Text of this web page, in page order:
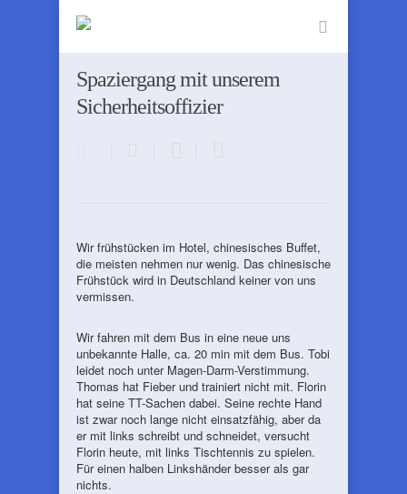
Spaziergang mit unserem
Sicherheitsoffizier
Wir frühstücken im Hotel, chinesisches Buffet,
die meisten nehmen nur wenig. Das chinesische
Frühstück wird in Deutschland keiner von uns
vermissen.
Wir fahren mit dem Bus in eine neue uns
unbekannte Halle, ca. 20 min mit dem Bus. Tobi
leidet noch unter Magen-Darm-Verstimmung.
Thomas hat Fieber und trainiert nicht mit. Florin
hat seine TT-Sachen dabei. Seine rechte Hand
ist zwar noch lange nicht einsatzfähig, aber da
er mit links schreibt und schneidet, versucht
Florin heute, mit links Tischtennis zu spielen.
Für einen halben Linkshänder besser als gar
nichts.